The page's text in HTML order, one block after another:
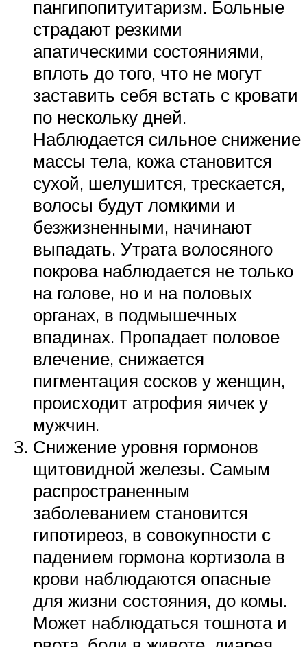
пангипопитуитаризм. Больные
страдают резкими
апатическими состояниями,
вплоть до того, что не могут
заставить себя встать с кровати
по нескольку дней.
Наблюдается сильное снижение
массы тела, кожа становится
сухой, шелушится, трескается,
волосы будут ломкими и
безжизненными, начинают
выпадать. Утрата волосяного
покрова наблюдается не только
на голове, но и на половых
органах, в подмышечных
впадинах. Пропадает половое
влечение, снижается
пигментация сосков у женщин,
происходит атрофия яичек у
мужчин.
Снижение уровня гормонов
щитовидной железы. Самым
распространенным
заболеванием становится
гипотиреоз, в совокупности с
падением гормона кортизола в
крови наблюдаются опасные
для жизни состояния, до комы.
Может наблюдаться тошнота и